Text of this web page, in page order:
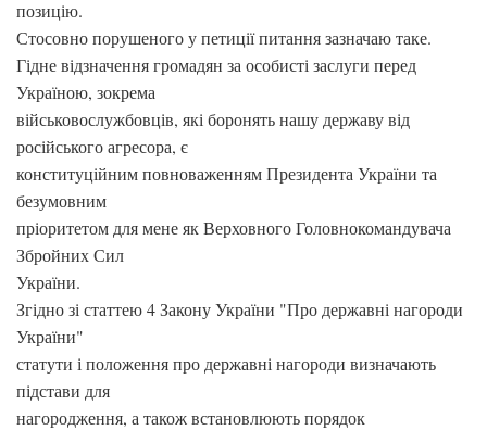
позицію.
Стосовно порушеного у петиції питання зазначаю таке.
Гідне відзначення громадян за особисті заслуги перед
Україною, зокрема
військовослужбовців, які боронять нашу державу від
російського агресора, є
конституційним повноваженням Президента України та
безумовним
пріоритетом для мене як Верховного Головнокомандувача
Збройних Сил
України.
Згідно зі статтею 4 Закону України "Про державні нагороди
України"
статути і положення про державні нагороди визначають
підстави для
нагородження, а також встановлюють порядок